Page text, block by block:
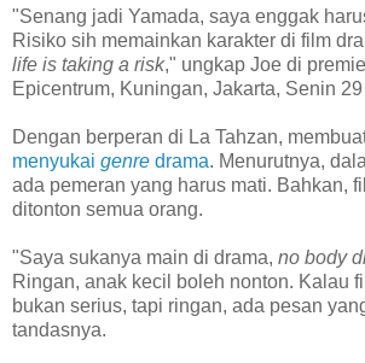
"Senang jadi Yamada, saya enggak
Risiko sih memainkan karakter di film
life is taking a risk," ungkap Joe di
Epicentrum, Kuningan, Jakarta, Senin
Dengan berperan di La Tahzan,
menyukai genre drama. Menurutnya,
ada pemeran yang harus mati. Bahkan,
ditonton semua orang.
"Saya sukanya main di drama, no body
Ringan, anak kecil boleh nonton. Kalau
bukan serius, tapi ringan, ada pesan
tandasnya.